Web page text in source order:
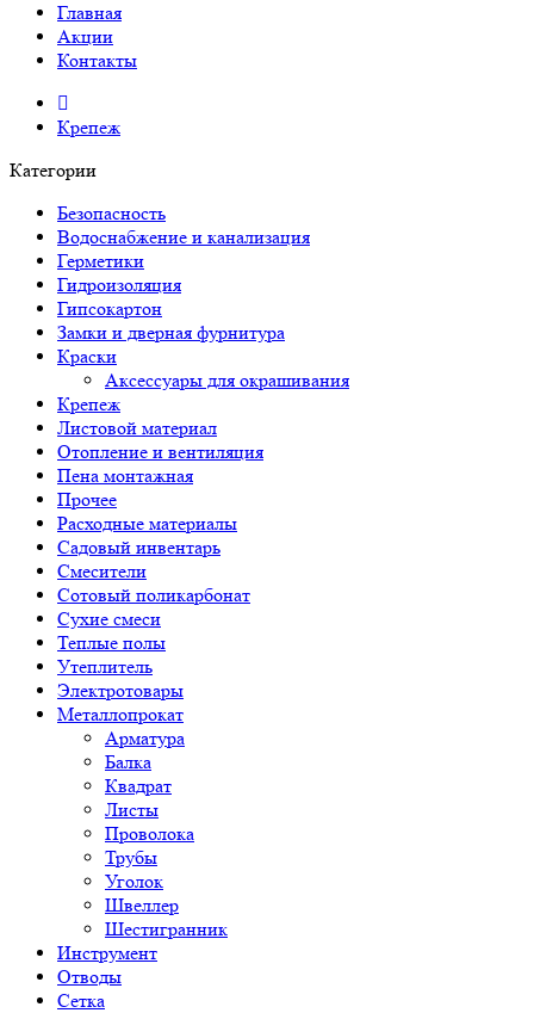
Главная
Акции
Контакты
Крепеж
Категории
Безопасность
Водоснабжение и канализация
Герметики
Гидроизоляция
Гипсокартон
Замки и дверная фурнитура
Краски
Аксессуары для окрашивания
Крепеж
Листовой материал
Отопление и вентиляция
Пена монтажная
Прочее
Расходные материалы
Садовый инвентарь
Смесители
Сотовый поликарбонат
Сухие смеси
Теплые полы
Утеплитель
Электротовары
Металлопрокат
Арматура
Балка
Квадрат
Листы
Проволока
Трубы
Уголок
Швеллер
Шестигранник
Инструмент
Отводы
Сетка